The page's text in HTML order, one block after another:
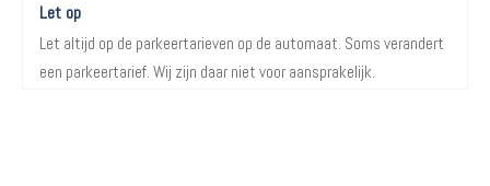
Let op
Let altijd op de parkeertarieven op de automaat. Soms verandert
een parkeertarief. Wij zijn daar niet voor aansprakelijk.